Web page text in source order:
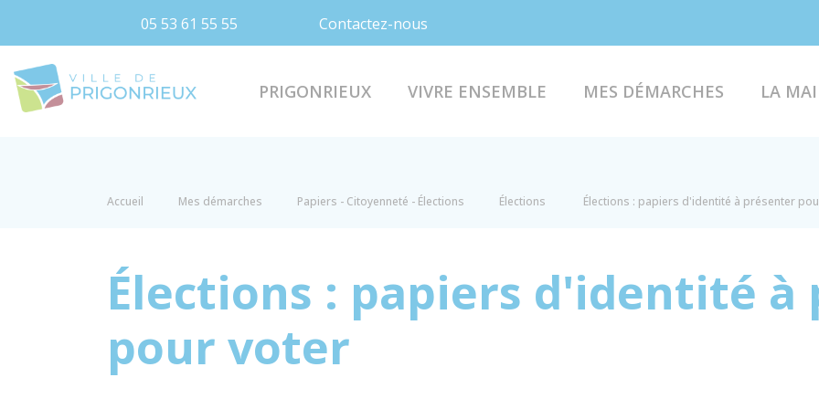
05 53 61 55 55 Contactez-nous
PRIGONRIEUX VIVRE ENSEMBLE MES DÉMARCHES LA
Accueil Mes démarches Papiers - Citoyenneté - Élections Élections Élections : papiers d'identité à présenter
Élections : papiers d'identité à
pour voter